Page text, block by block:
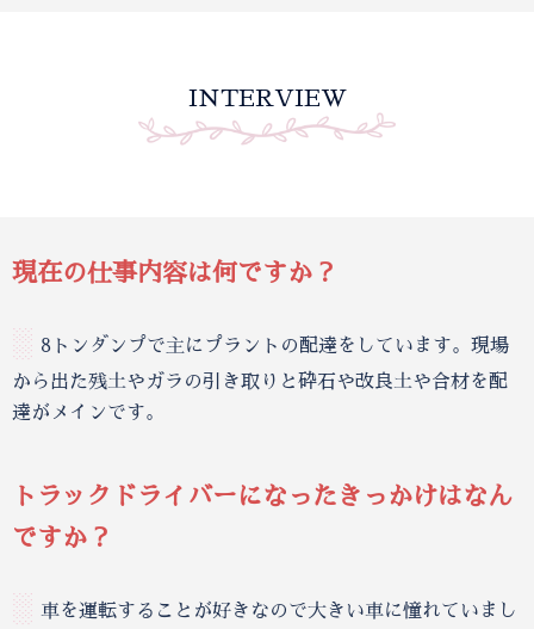
INTERVIEW
現在の仕事内容は何ですか？
░ 8トンダンプで主にプラントの配達をしています。現場
から出た残土やガラの引き取りと砕石や改良土や合材を配
達がメインです。
トラックドライバーになったきっかけはなん
ですか？
░ 車を運転することが好きなので大きい車に憧れていまし